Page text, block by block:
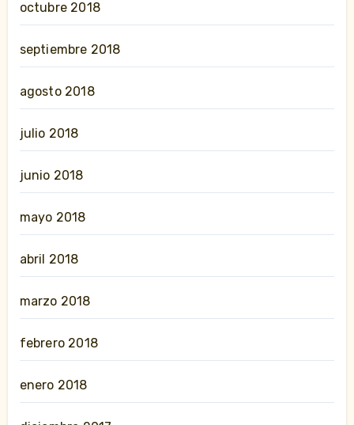
octubre 2018
septiembre 2018
agosto 2018
julio 2018
junio 2018
mayo 2018
abril 2018
marzo 2018
febrero 2018
enero 2018